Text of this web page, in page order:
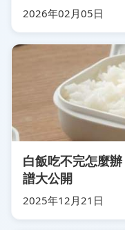
2026年02月05日
白飯吃不完怎麼
譜大公開
2025年12月21日